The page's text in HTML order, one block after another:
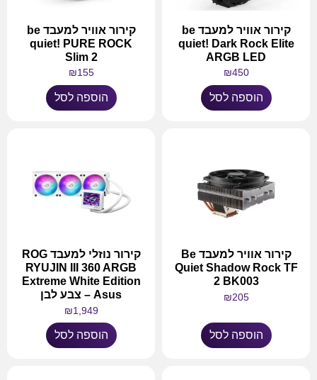
קירור אוויר למעבד be
quiet! Dark Rock Elite
ARGB LED
₪450
הוספה לסל
קירור אוויר למעבד be
quiet! PURE ROCK
Slim 2
₪155
הוספה לסל
קירור אוויר למעבד Be
Quiet Shadow Rock TF
2 BK003
₪205
הוספה לסל
קירור נוזלי למעבד ROG
RYUJIN III 360 ARGB
Extreme White Edition
Asus – צבע לבן
₪1,949
הוספה לסל